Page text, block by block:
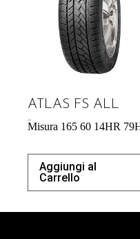
ATLAS FS ALL
Misura 165 60 14HR
Aggiungi al
Carrello